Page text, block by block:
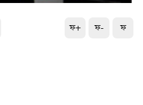
ফ+ ফ- ফ